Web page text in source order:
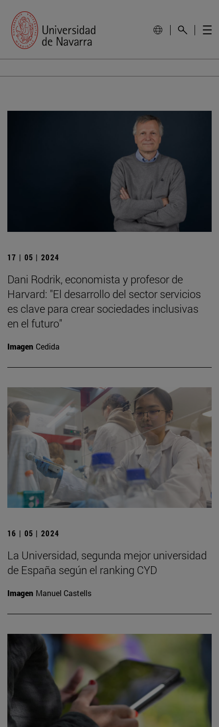
17 | 05 | 2024
Dani Rodrik, economista y profesor de
Harvard: "El desarrollo del sector servicios
es clave para crear sociedades inclusivas
en el futuro"
Imagen Cedida
16 | 05 | 2024
La Universidad, segunda mejor universidad
de España según el ranking CYD
Imagen Manuel Castells